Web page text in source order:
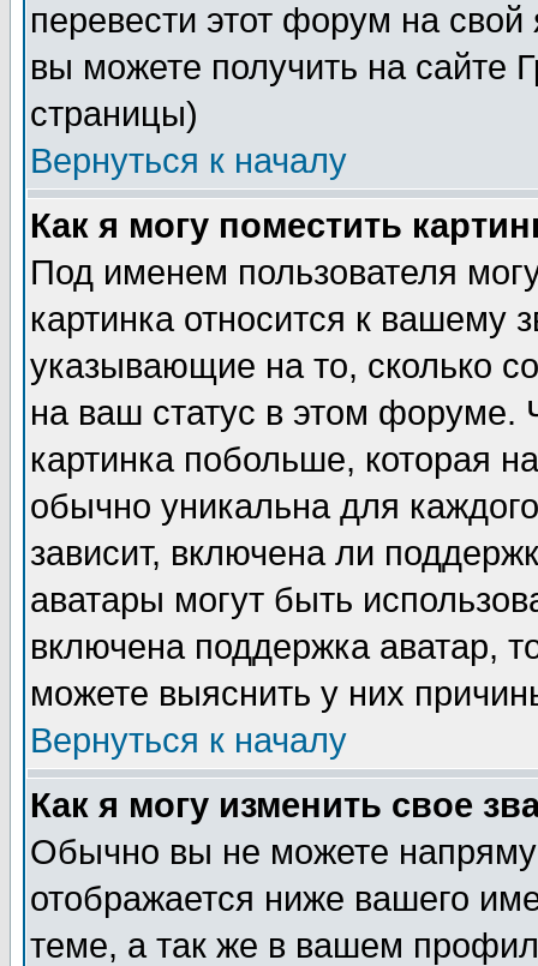
перевести этот форум на
вы можете получить на сайте
страницы)
Вернуться к началу
Как я могу поместить
Под именем пользователя
картинка относится к вашему
указывающие на то, сколько
на ваш статус в этом форуме.
картинка побольше, которая
обычно уникальна для
зависит, включена ли
аватары могут быть
включена поддержка аватар,
можете выяснить у них
Вернуться к началу
Как я могу изменить свое
Обычно вы не можете
отображается ниже вашего
теме, а так же в вашем